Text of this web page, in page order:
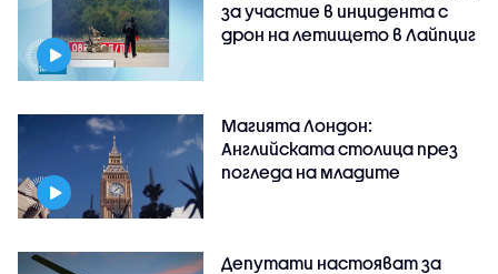
за участие в инцидента с
дрон на летището в Лайпциг
Магията Лондон:
Английската столица през
погледа на младите
Депутати настояват за